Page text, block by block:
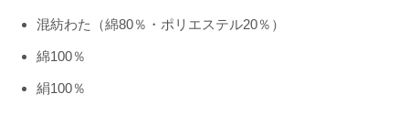
混紡わた（綿80％・ポリエステル20％）
綿100％
絹100％